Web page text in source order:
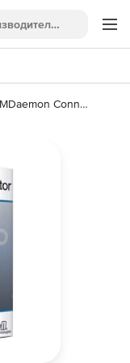
MDaemon Connector for Outlook